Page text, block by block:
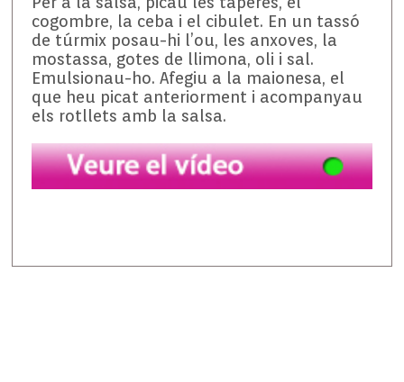
cogombre, la ceba i el cibulet. En un tassó
de túrmix posau-hi l’ou, les anxoves, la
mostassa, gotes de llimona, oli i sal.
Emulsionau-ho. Afegiu a la maionesa, el
que heu picat anteriorment i acompanyau
els rotllets amb la salsa.